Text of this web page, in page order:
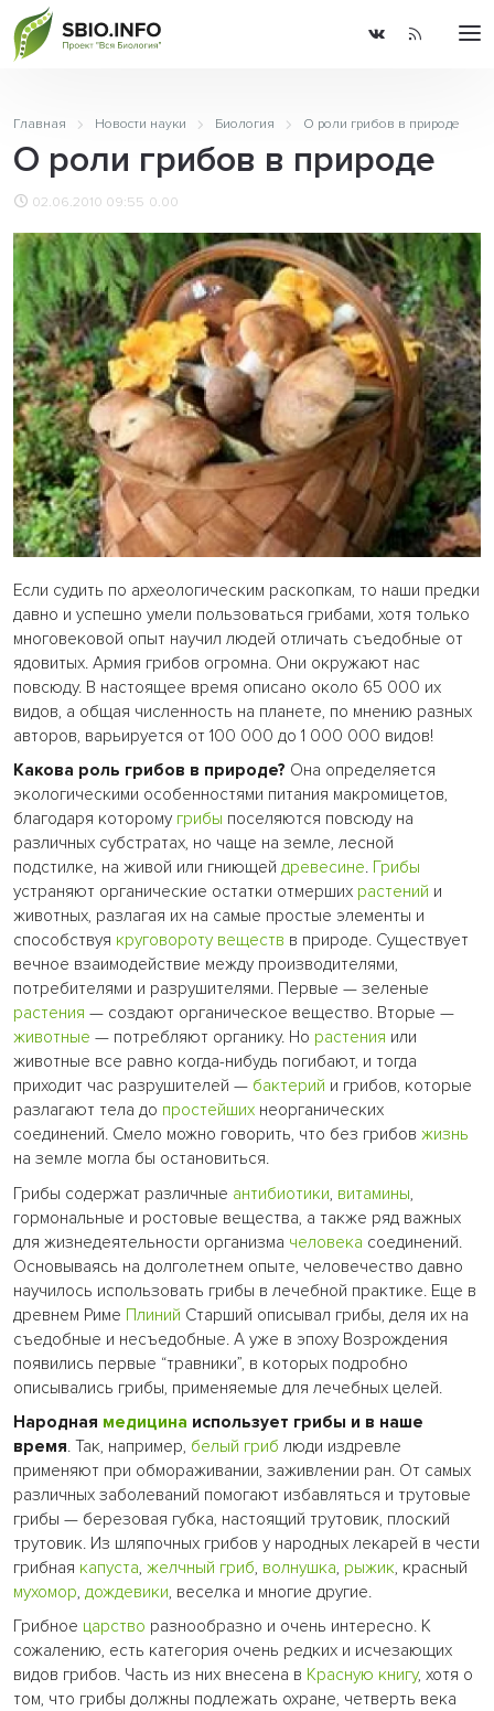
Главная Новости науки Биология О роли грибов в природе
О роли грибов в природе
02.06.2010 09:55 0.00
Если судить по археологическим раскопкам, то наши предки
давно и успешно умели пользоваться грибами, хотя только
многовековой опыт научил людей отличать съедобные от
ядовитых. Армия грибов огромна. Они окружают нас
повсюду. В настоящее время описано около 65 000 их
видов, а общая численность на планете, по мнению разных
авторов, варьируется от 100 000 до 1 000 000 видов!
Какова роль грибов в природе? Она определяется
экологическими особенностями питания макромицетов,
благодаря которому грибы поселяются повсюду на
различных субстратах, но чаще на земле, лесной
подстилке, на живой или гниющей древесине. Грибы
устраняют органические остатки отмерших растений и
животных, разлагая их на самые простые элементы и
способствуя круговороту веществ в природе. Существует
вечное взаимодействие между производителями,
потребителями и разрушителями. Первые — зеленые
растения — создают органическое вещество. Вторые —
животные — потребляют органику. Но растения или
животные все равно когда-нибудь погибают, и тогда
приходит час разрушителей — бактерий и грибов, которые
разлагают тела до простейших неорганических
соединений. Смело можно говорить, что без грибов жизнь
на земле могла бы остановиться.
Грибы содержат различные антибиотики, витамины,
гормональные и ростовые вещества, а также ряд важных
для жизнедеятельности организма человека соединений.
Основываясь на долголетнем опыте, человечество давно
научилось использовать грибы в лечебной практике. Еще в
древнем Риме Плиний Старший описывал грибы, деля их на
съедобные и несъедобные. А уже в эпоху Возрождения
появились первые “травники”, в которых подробно
описывались грибы, применяемые для лечебных целей.
Народная медицина использует грибы и в наше
время. Так, например, белый гриб люди издревле
применяют при обмораживании, заживлении ран. От самых
различных заболеваний помогают избавляться и трутовые
грибы — березовая губка, настоящий трутовик, плоский
трутовик. Из шляпочных грибов у народных лекарей в чести
грибная капуста, желчный гриб, волнушка, рыжик, красный
мухомор, дождевики, веселка и многие другие.
Грибное царство разнообразно и очень интересно. К
сожалению, есть категория очень редких и исчезающих
видов грибов. Часть из них внесена в Красную книгу, хотя о
том, что грибы должны подлежать охране, четверть века